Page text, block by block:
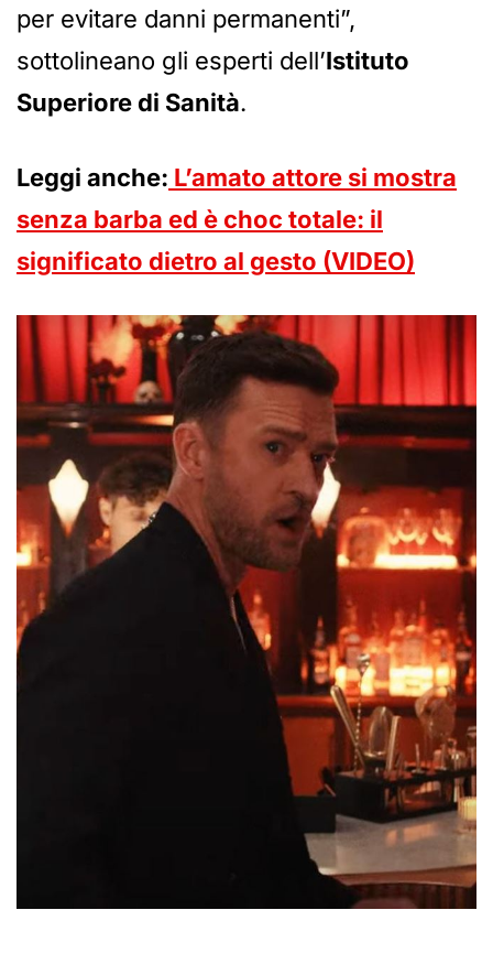
per evitare danni permanenti”,
sottolineano gli esperti dell’Istituto
Superiore di Sanità.
Leggi anche: L’amato attore si mostra
senza barba ed è choc totale: il
significato dietro al gesto (VIDEO)